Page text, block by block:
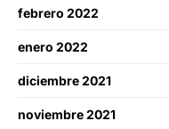
febrero 2022
enero 2022
diciembre 2021
noviembre 2021